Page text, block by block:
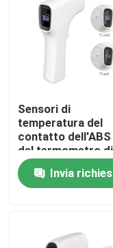
Contattici
Casi
Richieda una
Concentratore
Sensori di
temperatura del
contatto
del termometro di
Digital della
della fronte non
Invia